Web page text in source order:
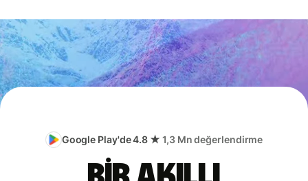
Google Play'de 4.8 ★ 1,3 Mn değerlendirme